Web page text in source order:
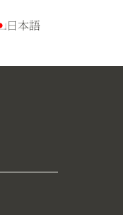
日本語